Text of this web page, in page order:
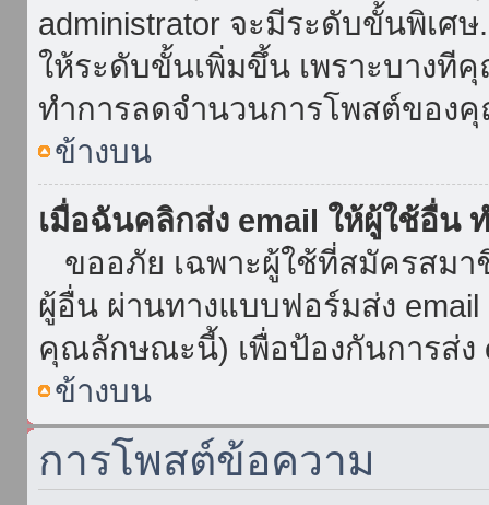
administrator จะมีระดับขั้นพิเศ
ให้ระดับขั้นเพิ่มขึ้น เพราะบางที
ทำการลดจำนวนการโพสต์ของ
ข้างบน
เมื่อฉันคลิกส่ง email ให้ผู้ใช้อื่น
ขออภัย เฉพาะผู้ใช้ที่สมัครสมา
ผู้อื่น ผ่านทางแบบฟอร์มส่ง
คุณลักษณะนี้) เพื่อป้องกันการส่ง
ข้างบน
การโพสต์ข้อความ